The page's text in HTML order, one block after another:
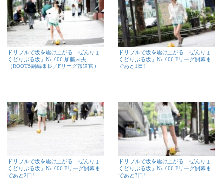
ドリブルで坂を駆け上がる「ぜんりょ
くどりぶる坂」No.006 加藤未央
（ROOTS副編集長／Fリーグ報道官）
ドリブルで坂を駆け上がる「ぜんりょ
くどりぶる坂」No.006 Fリーグ開幕ま
であと1日!
ドリブルで坂を駆け上がる「ぜんりょ
くどりぶる坂」No.006 Fリーグ開幕ま
であと2日!
ドリブルで坂を駆け上がる「ぜんりょ
くどりぶる坂」No.006 Fリーグ開幕ま
であと3日!